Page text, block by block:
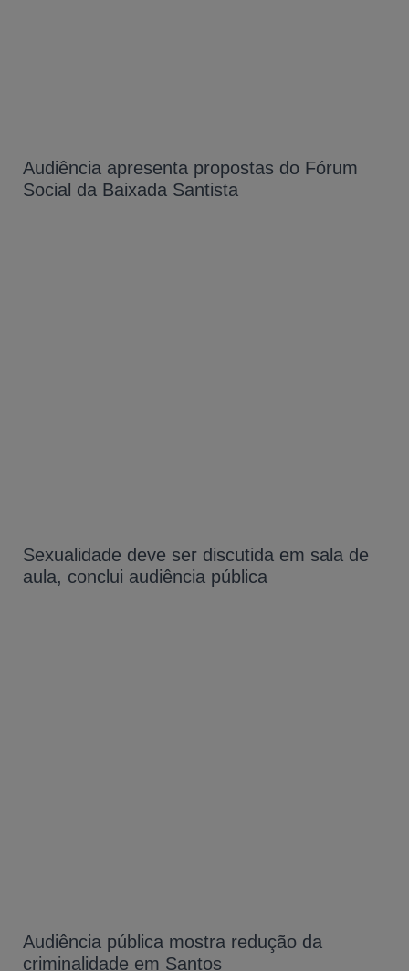
Audiência apresenta propostas do Fórum
Social da Baixada Santista
Sexualidade deve ser discutida em sala de
aula, conclui audiência pública
Audiência pública mostra redução da
criminalidade em Santos